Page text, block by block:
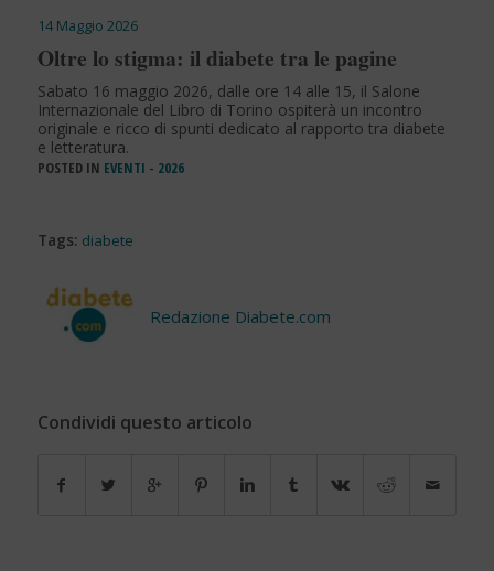
14 Maggio 2026
Oltre lo stigma: il diabete tra le pagine
Sabato 16 maggio 2026, dalle ore 14 alle 15, il Salone
Internazionale del Libro di Torino ospiterà un incontro
originale e ricco di spunti dedicato al rapporto tra diabete
e letteratura.
POSTED IN EVENTI - 2026
Tags: diabete
Redazione Diabete.com
Condividi questo articolo